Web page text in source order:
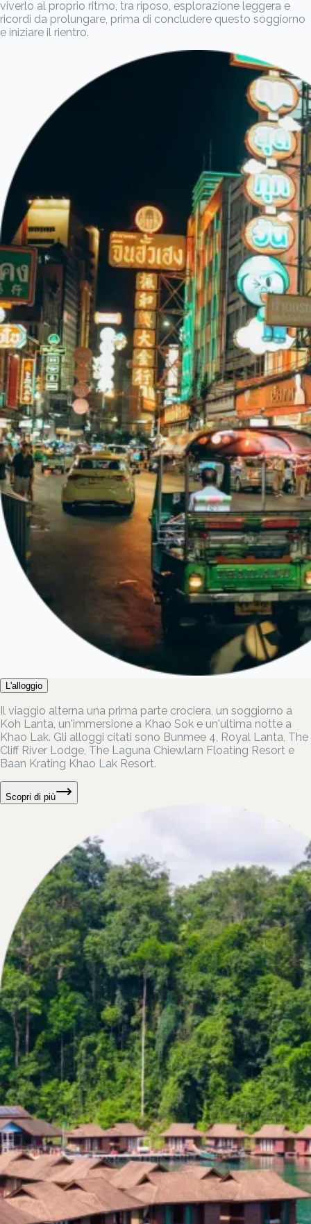
viverlo al proprio ritmo, tra riposo, esplorazione leggera e
ricordi da prolungare, prima di concludere questo soggiorno
e iniziare il rientro.
L'alloggio
Il viaggio alterna una prima parte crociera, un soggiorno a
Koh Lanta, un'immersione a Khao Sok e un'ultima notte a
Khao Lak. Gli alloggi citati sono Bunmee 4, Royal Lanta, The
Cliff River Lodge, The Laguna Chiewlarn Floating Resort e
Baan Krating Khao Lak Resort.
Scopri di più